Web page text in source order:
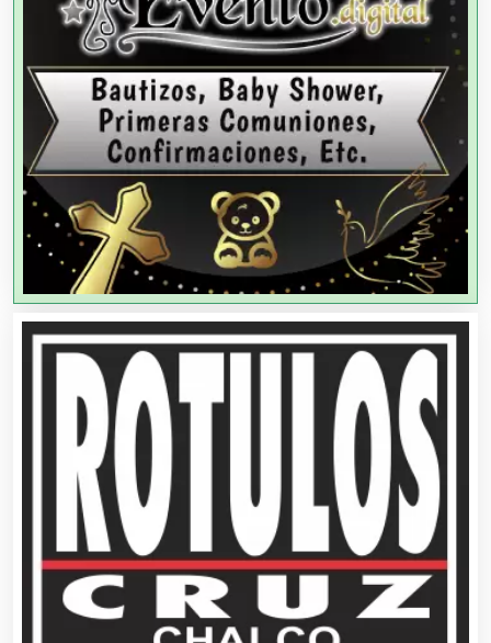
Agencias de Modelos
Agencias de Publicidad
Agencias de Viajes
Agricultores
Agricultura y Ganadería
Agua Purificada
Aire Acondicionado
Alarmas